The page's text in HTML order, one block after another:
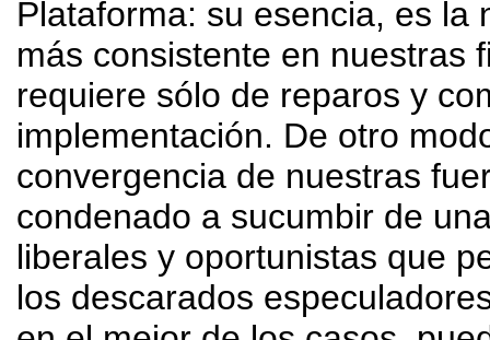
Plataforma: su esencia, es la
más consistente en nuestras
requiere sólo de reparos y
implementación. De otro
convergencia de nuestras
condenado a sucumbir de
liberales y oportunistas que
los descarados